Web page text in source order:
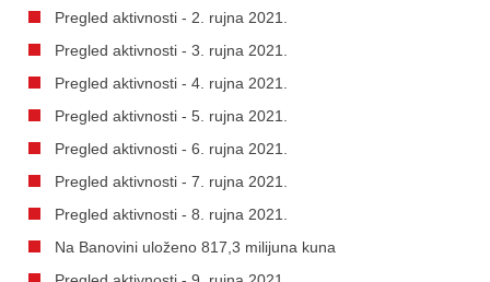
Pregled aktivnosti - 2. rujna 2021.
Pregled aktivnosti - 3. rujna 2021.
Pregled aktivnosti - 4. rujna 2021.
Pregled aktivnosti - 5. rujna 2021.
Pregled aktivnosti - 6. rujna 2021.
Pregled aktivnosti - 7. rujna 2021.
Pregled aktivnosti - 8. rujna 2021.
Na Banovini uloženo 817,3 milijuna kuna